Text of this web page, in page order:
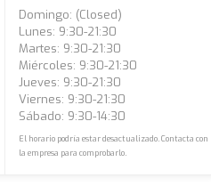
Domingo: (closed)
Lunes: 9:30-21:30
Martes: 9:30-21:30
Miércoles: 9:30-21:30
Jueves: 9:30-21:30
Viernes: 9:30-21:30
Sábado: 9:30-14:30
El horario podría estar desactualizado. Contacta con
la empresa para comprobarlo.